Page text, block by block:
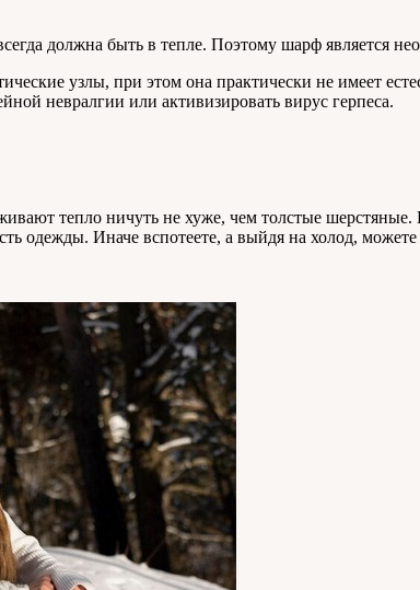
должна быть в тепле. Поэтому шарф является
узлы, при этом она практически не имеет
невралгии или активизировать вирус герпеса.
тепло ничуть не хуже, чем толстые шерстяные.
одежды. Иначе вспотеете, а выйдя на холод, можете